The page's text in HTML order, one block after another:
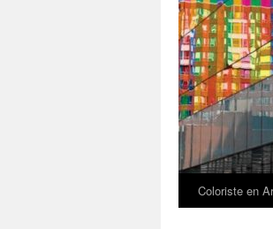
Aller
Coloriste en